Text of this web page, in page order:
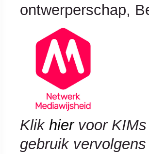
ontwerperschap,
Klik hiervoor KIMs
gebruik